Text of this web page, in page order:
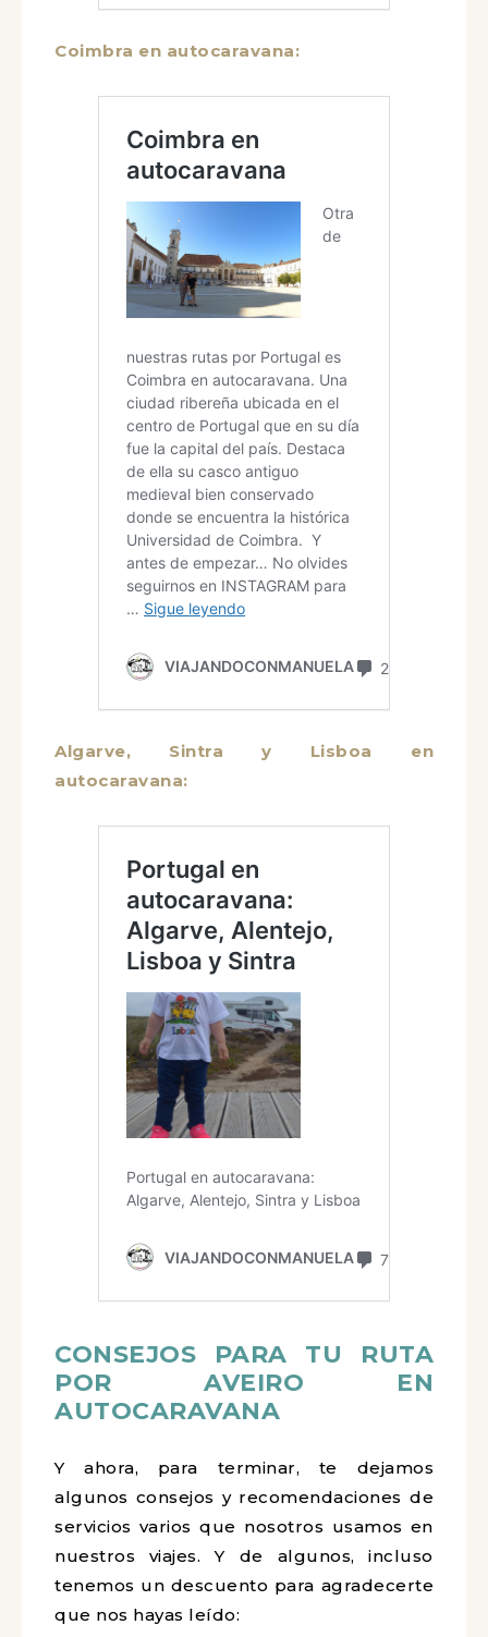
Coimbra en autocaravana:
Algarve, Sintra y Lisboa en
autocaravana:
CONSEJOS PARA TU RUTA
POR AVEIRO EN
AUTOCARAVANA
Y ahora, para terminar, te dejamos
algunos consejos y recomendaciones de
servicios varios que nosotros usamos en
nuestros viajes. Y de algunos, incluso
tenemos un descuento para agradecerte
que nos hayas leído: